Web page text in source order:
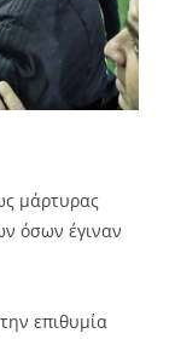
μάρτυρας
όσων έγιναν
επιθυμία